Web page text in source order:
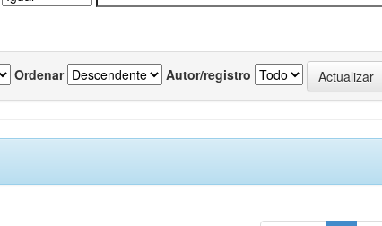
Ordenar Autor/registro